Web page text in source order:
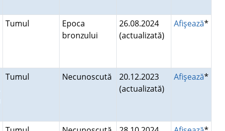
Tumul
Epoca
bronzului
26.08.2024
(actualizată)
Afişează*
Tumul Necunoscută
20.12.2023
(actualizată)
Afişează*